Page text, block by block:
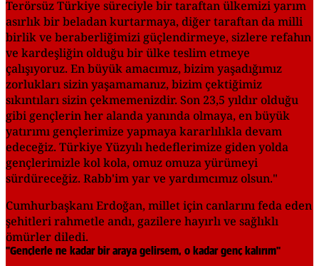
Terörsüz Türkiye süreciyle bir taraftan ülkemizi yarım
asırlık bir beladan kurtarmaya, diğer taraftan da milli
birlik ve beraberliğimizi güçlendirmeye, sizlere refahın
ve kardeşliğin olduğu bir ülke teslim etmeye
çalışıyoruz. En büyük amacımız, bizim yaşadığımız
zorlukları sizin yaşamamanız, bizim çektiğimiz
sıkıntıları sizin çekmemenizdir. Son 23,5 yıldır olduğu
gibi gençlerin her alanda yanında olmaya, en büyük
yatırımı gençlerimize yapmaya kararlılıkla devam
edeceğiz. Türkiye Yüzyılı hedeflerimize giden yolda
gençlerimizle kol kola, omuz omuza yürümeyi
sürdüreceğiz. Rabb'im yar ve yardımcımız olsun."
Cumhurbaşkanı Erdoğan, millet için canlarını feda eden
şehitleri rahmetle andı, gazilere hayırlı ve sağlıklı
ömürler diledi.
"Gençlerle ne kadar bir araya gelirsem, o kadar genç kalırım"